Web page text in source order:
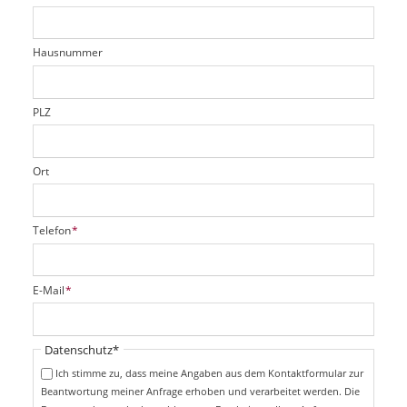
t
r
e
d
t
f
e
d
Hausnummer
PLZ
Ort
P
f
i
c
t
f
Telefon*
P
f
i
E-Mail*
Pflichtfeld
Datenschutz*
Ich stimme zu, dass meine Angaben aus dem Kontaktformular zur
Beantwortung meiner Anfrage erhoben und verarbeitet werden. Die